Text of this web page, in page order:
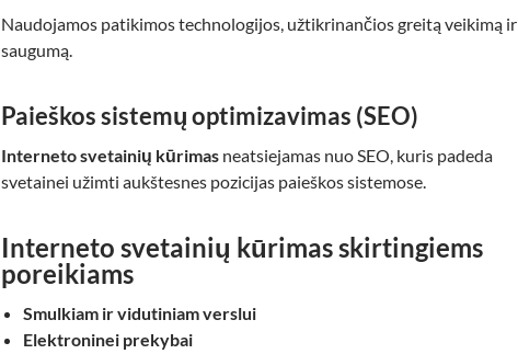
Naudojamos patikimos technologijos, užtikrinančios greitą veikimą ir
saugumą.
Paieškos sistemų optimizavimas (SEO)
Interneto svetainių kūrimas neatsiejamas nuo SEO, kuris padeda
svetainei užimti aukštesnes pozicijas paieškos sistemose.
Interneto svetainių kūrimas skirtingiems
poreikiams
Smulkiam ir vidutiniam verslui
Elektroninei prekybai